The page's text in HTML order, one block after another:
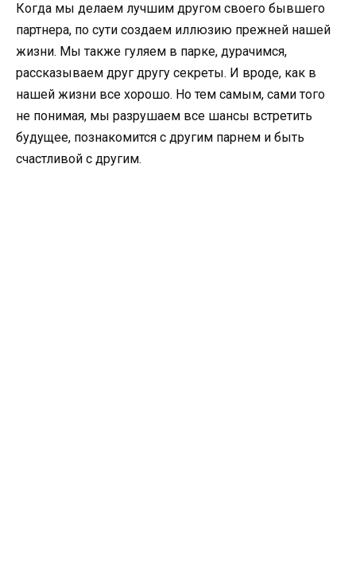
Когда мы делаем лучшим другом своего бывшего
партнера, по сути создаем иллюзию прежней нашей
жизни. Мы также гуляем в парке, дурачимся,
рассказываем друг другу секреты. И вроде, как в
нашей жизни все хорошо. Но тем самым, сами того
не понимая, мы разрушаем все шансы встретить
будущее, познакомится с другим парнем и быть
счастливой с другим.